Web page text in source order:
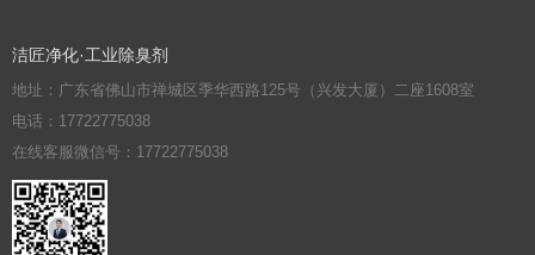
洁匠净化·工业除臭剂
地址：广东省佛山市禅城区季华西路125号（兴发大厦）二座1608室
电话：17722775038
在线客服微信号：17722775038